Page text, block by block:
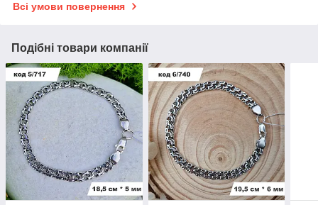
Всі умови повернення
Подібні товари компанії